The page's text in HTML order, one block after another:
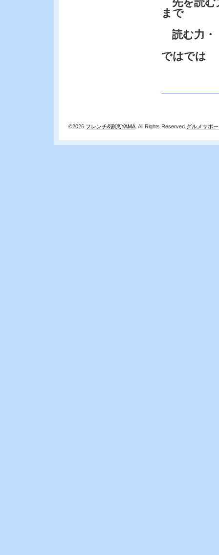
まで
読む力・
ではでは
©2026 フレンチ&割烹YAMA . All Rights Reserved. グルメサポ